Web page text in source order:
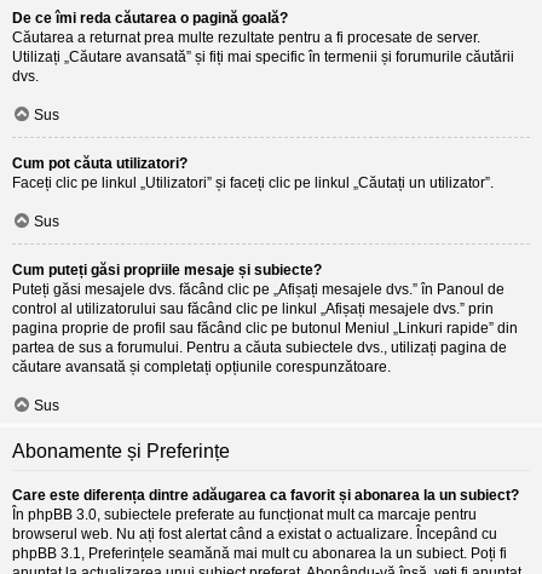
De ce îmi reda căutarea o pagină goală?
Căutarea a returnat prea multe rezultate pentru a fi procesate de server.
Utilizați „Căutare avansată” și fiți mai specific în termenii și forumurile căutării
dvs.
Sus
Cum pot căuta utilizatori?
Faceți clic pe linkul „Utilizatori” și faceți clic pe linkul „Căutați un utilizator”.
Sus
Cum puteți găsi propriile mesaje și subiecte?
Puteți găsi mesajele dvs. făcând clic pe „Afișați mesajele dvs.” în Panoul de
control al utilizatorului sau făcând clic pe linkul „Afișați mesajele dvs.” prin
pagina proprie de profil sau făcând clic pe butonul Meniul „Linkuri rapide” din
partea de sus a forumului. Pentru a căuta subiectele dvs., utilizați pagina de
căutare avansată și completați opțiunile corespunzătoare.
Sus
Abonamente și Preferințe
Care este diferența dintre adăugarea ca favorit și abonarea la un subiect?
În phpBB 3.0, subiectele preferate au funcționat mult ca marcaje pentru
browserul web. Nu ați fost alertat când a existat o actualizare. Începând cu
phpBB 3.1, Preferințele seamănă mai mult cu abonarea la un subiect. Poți fi